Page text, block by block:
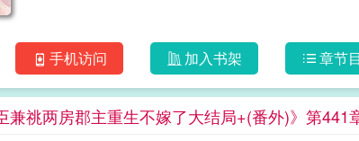
手机访问 加入书架 章节
兼祧两房郡主重生不嫁了大结局+(番外)》第